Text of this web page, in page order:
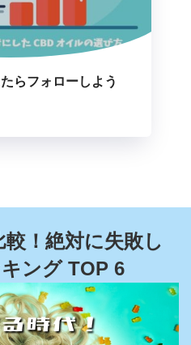
らフォローしよう
！絶対に失敗し
ング TOP 6